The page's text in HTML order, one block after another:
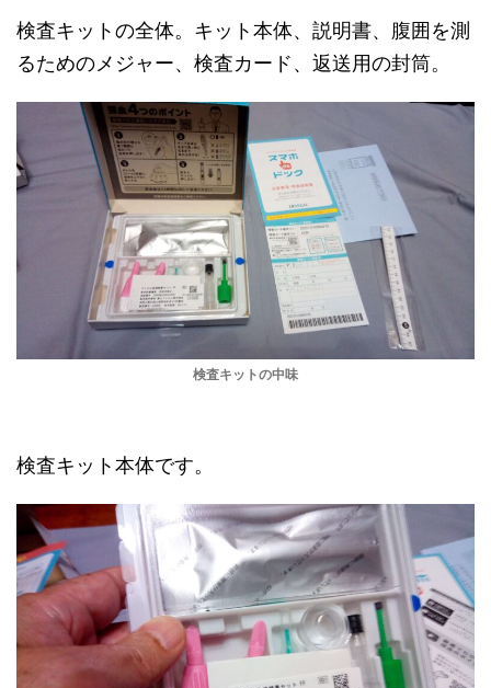
検査キットの全体。キット本体、説明書、腹囲を測
るためのメジャー、検査カード、返送用の封筒。
検査キットの中味
検査キット本体です。